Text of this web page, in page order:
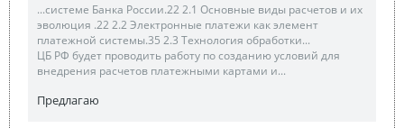
...системе Банка России.22 2.1 Основные виды расчетов и их
эволюция .22 2.2 Электронные платежи как элемент
платежной системы.35 2.3 Технология обработки...
ЦБ РФ будет проводить работу по созданию условий для
внедрения расчетов платежными картами и...
Предлагаю